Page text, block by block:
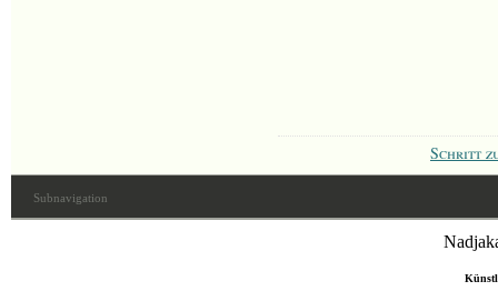
Schritt
Subnavigation